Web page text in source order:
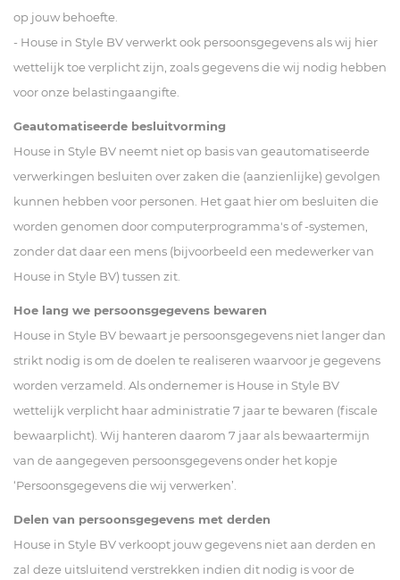
op jouw behoefte.
- House in Style BV verwerkt ook persoonsgegevens als wij hier
wettelijk toe verplicht zijn, zoals gegevens die wij nodig hebben
voor onze belastingaangifte.
Geautomatiseerde besluitvorming
House in Style BV neemt niet op basis van geautomatiseerde
verwerkingen besluiten over zaken die (aanzienlijke) gevolgen
kunnen hebben voor personen. Het gaat hier om besluiten die
worden genomen door computerprogramma's of -systemen,
zonder dat daar een mens (bijvoorbeeld een medewerker van
House in Style BV) tussen zit.
Hoe lang we persoonsgegevens bewaren
House in Style BV bewaart je persoonsgegevens niet langer dan
strikt nodig is om de doelen te realiseren waarvoor je gegevens
worden verzameld. Als ondernemer is House in Style BV
wettelijk verplicht haar administratie 7 jaar te bewaren (fiscale
bewaarplicht). Wij hanteren daarom 7 jaar als bewaartermijn
van de aangegeven persoonsgegevens onder het kopje
‘Persoonsgegevens die wij verwerken’.
Delen van persoonsgegevens met derden
House in Style BV verkoopt jouw gegevens niet aan derden en
zal deze uitsluitend verstrekken indien dit nodig is voor de